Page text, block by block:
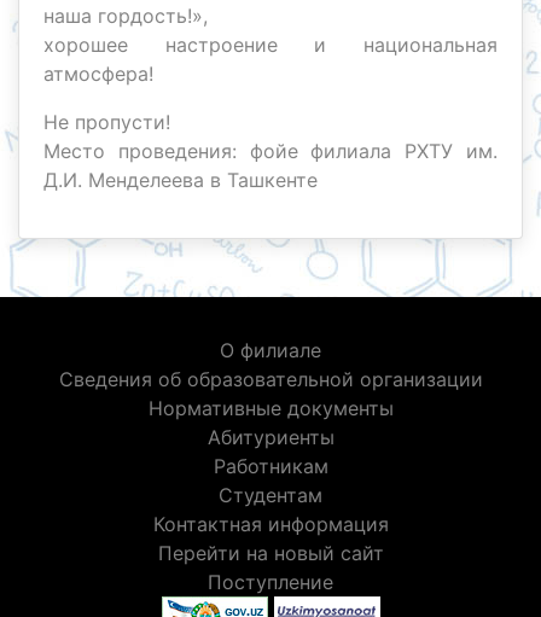
наша гордость!»,
хорошее настроение и национальная
атмосфера!
Не пропусти!
Место проведения: фойе филиала РХТУ им.
Д.И. Менделеева в Ташкенте
О филиале
Сведения об образовательной организации
Нормативные документы
Абитуриенты
Работникам
Студентам
Контактная информация
Перейти на новый сайт
Поступление